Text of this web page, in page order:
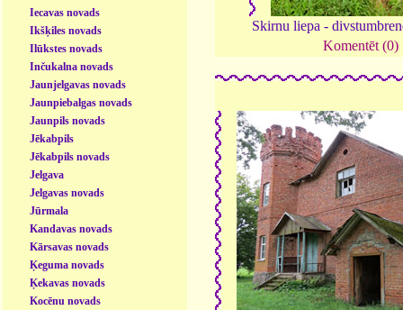
Iecavas novads
Ikšķiles novads
Ilūkstes novads
Inčukalna novads
Jaunjelgavas novads
Jaunpiebalgas novads
Jaunpils novads
Jēkabpils
Jēkabpils novads
Jelgava
Jelgavas novads
Jūrmala
Kandavas novads
Kārsavas novads
Ķeguma novads
Ķekavas novads
Kocēnu novads
Skirnu liepa -
Komentēt (0)